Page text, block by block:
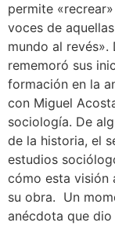
permite
voces de
mundo al revés».
rememoró sus
formación en la
con Miguel
sociología. De
de la historia, el
estudios
cómo esta visión
su obra. Un
anécdota que